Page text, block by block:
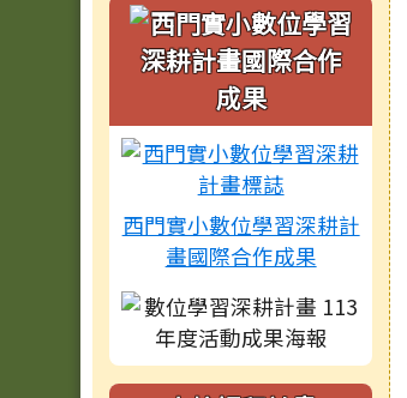
西門實小數位學習深耕計
畫國際合作成果